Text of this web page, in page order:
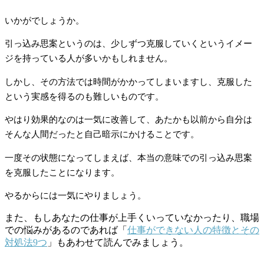
いかがでしょうか。
引っ込み思案というのは、少しずつ克服していくというイメー
ジを持っている人が多いかもしれません。
しかし、その方法では時間がかかってしまいますし、克服した
という実感を得るのも難しいものです。
やはり効果的なのは一気に改善して、あたかも以前から自分は
そんな人間だったと自己暗示にかけることです。
一度その状態になってしまえば、本当の意味での引っ込み思案
を克服したことになります。
やるからには一気にやりましょう。
また、もしあなたの仕事が上手くいっていなかったり、職場
での悩みがあるのであれば「 仕事ができない人の特徴とその
対処法9つ 」もあわせて読んでみましょう。